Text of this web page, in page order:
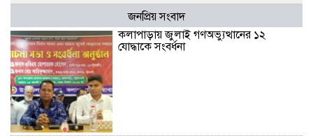
জনপ্রিয় সংবাদ
কলাপাড়ায় জুলাই গণঅভ্যুত্থানের ১২
যোদ্ধাকে সংবর্ধনা